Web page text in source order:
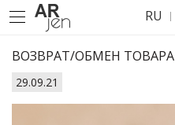
RU
ВОЗВРАТ/ОБМЕН ТОВАРА
29.09.21